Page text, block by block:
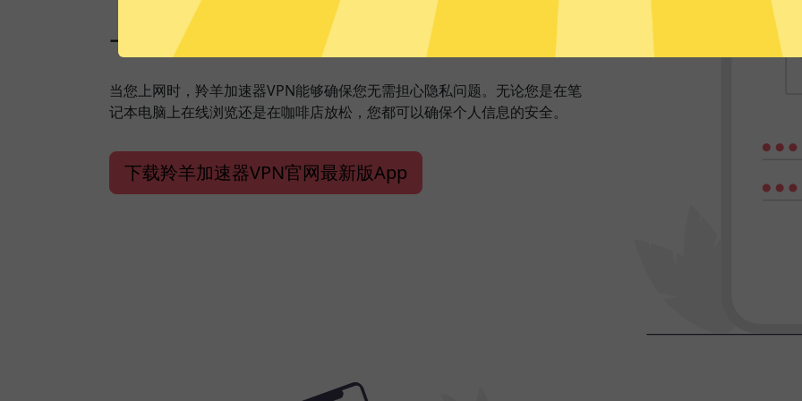
一键加速，保障安全上网体验
当您上网时，羚羊加速器VPN能够确保您无需担心隐私问题。无论您是在笔
记本电脑上在线浏览还是在咖啡店放松，您都可以确保个人信息的安全。
下载羚羊加速器VPN官网最新版App